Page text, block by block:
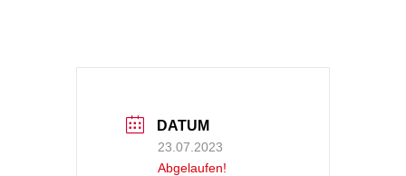
DATUM
23.07.2023
Abgelaufen!